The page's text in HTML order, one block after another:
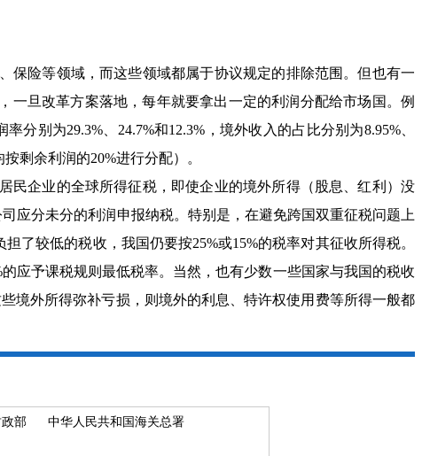
险等领域，而这些领域都属于协议规定的排除范围。但也有一
旦改革方案落地，每年就要拿出一定的利润分配给市场国。例
分别为29.3%、24.7%和12.3%，境外收入的占比分别为8.95%、
剩余利润的20%进行分配）。
企业的全球所得征税，即使企业的境外所得（股息、红利）没
应分未分的利润申报纳税。特别是，在避免跨国双重征税问题上
了较低的税收，我国仍要按25%或15%的税率对其征收所得税。
应予课税规则最低税率。当然，也有少数一些国家与我国的税收
境外所得弥补亏损，则境外的利息、特许权使用费等所得一般都
部 中华人民共和国海关总署